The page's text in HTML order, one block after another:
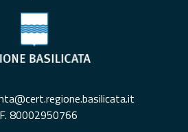
80002950766